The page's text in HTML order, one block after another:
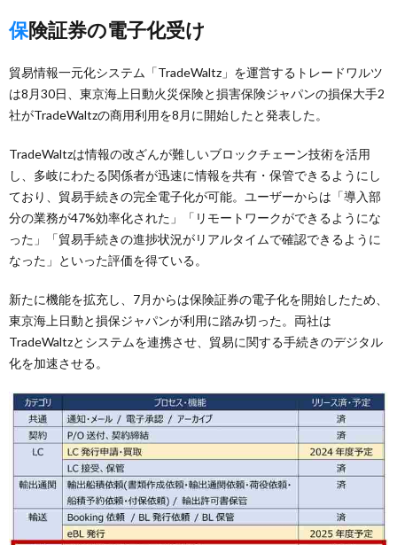
保険証券の電子化受け
貿易情報一元化システム「TradeWaltz」を運営するトレードワルツ
は8月30日、東京海上日動火災保険と損害保険ジャパンの損保大手2
社がTradeWaltzの商用利用を8月に開始したと発表した。
TradeWaltzは情報の改ざんが難しいブロックチェーン技術を活用
し、多岐にわたる関係者が迅速に情報を共有・保管できるようにし
ており、貿易手続きの完全電子化が可能。ユーザーからは「導入部
分の業務が47%効率化された」「リモートワークができるようにな
った」「貿易手続きの進捗状況がリアルタイムで確認できるように
なった」といった評価を得ている。
新たに機能を拡充し、7月からは保険証券の電子化を開始したため、
東京海上日動と損保ジャパンが利用に踏み切った。両社は
TradeWaltzとシステムを連携させ、貿易に関する手続きのデジタル
化を加速させる。